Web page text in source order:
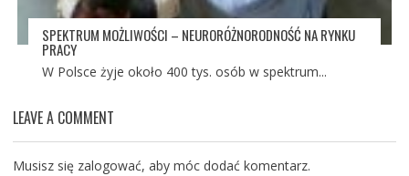
SPEKTRUM MOŻLIWOŚCI – NEURORÓŻNORODNOŚĆ NA RYNKU
PRACY
W Polsce żyje około 400 tys. osób w spektrum...
LEAVE A COMMENT
Musisz się zalogować, aby móc dodać komentarz.